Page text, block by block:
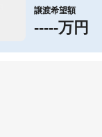
譲渡希望額
-----万円